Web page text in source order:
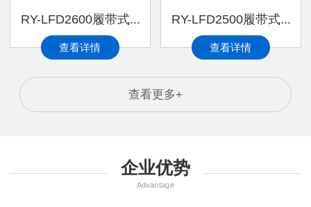
RY-LFD2600履带式...
查看详情
RY-LFD2500履带式...
查看详情
查看更多+
企业优势
Advantage